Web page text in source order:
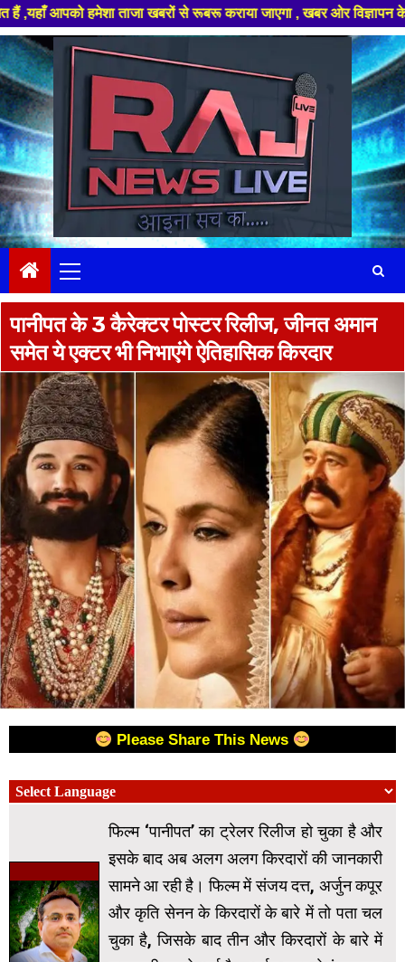
हमेशा ताजा खबरों से रूबरू कराया जाएगा , खबर ओर विज्ञापन के लिए
Skip
to
content
Menu
पानीपत के 3 कैरेक्टर पोस्टर रिलीज, जीनत अमान
समेत ये एक्टर भी निभाएंगे ऐतिहासिक किरदार
Please Share This News
फिल्म ‘पानीपत’ का ट्रेलर रिलीज हो चुका है और
इसके बाद अब अलग अलग किरदारों की जानकारी
सामने आ रही है। फिल्म में संजय दत्त, अर्जुन कपूर
और कृति सेनन के किरदारों के बारे में तो पता चल
चुका है, जिसके बाद तीन और किरदारों के बारे में